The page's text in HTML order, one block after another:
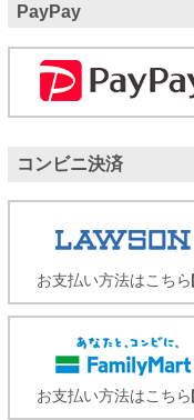
PayPay
コンビニ決済
お支払い方法はこちら
お支払い方法はこちら